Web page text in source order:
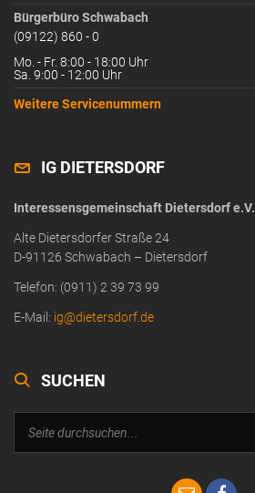
Bürgerbüro Schwabach
(09122) 860 - 0
Mo. - Fr. 8:00 - 18:00 Uhr
Sa. 9:00 - 12:00 Uhr
Weitere Servicenummern
IG DIETERSDORF
Interessensgemeinschaft Dietersdorf e.V.
Alte Dietersdorfer Straße 24
D-91126 Schwabach – Dietersdorf
Telefon: (0911) 2 39 73 99
E-Mail: ig@dietersdorf.de
SUCHEN